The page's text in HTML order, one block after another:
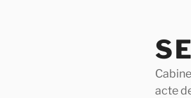
acte